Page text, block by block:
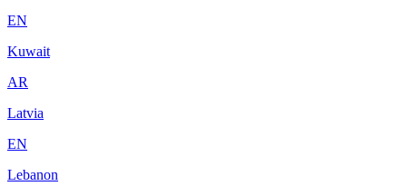
EN
Kuwait
AR
Latvia
EN
Lebanon